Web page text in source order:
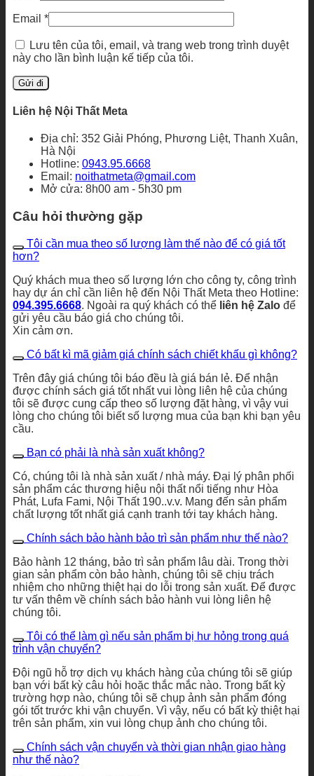
Email *
Lưu tên của tôi, email, và trang web trong trình duyệt
này cho lần bình luận kế tiếp của tôi.
Liên hệ Nội Thất Meta
Địa chỉ: 352 Giải Phóng, Phương Liệt, Thanh Xuân,
Hà Nội
Hotline: 0943.95.6668
Email: noithatmeta@gmail.com
Mở cửa: 8h00 am - 5h30 pm
Câu hỏi thường gặp
Tôi cần mua theo số lượng làm thế nào để có giá tốt
hơn?
Quý khách mua theo số lượng lớn cho công ty, công trình
hay dự án chỉ cần liên hệ đến Nội Thất Meta theo Hotline:
094.395.6668. Ngoài ra quý khách có thể liên hệ Zalo để
gửi yêu cầu báo giá cho chúng tôi.
Xin cảm ơn.
Có bất kì mã giảm giá chính sách chiết khấu gì không?
Trên đây giá chúng tôi báo đều là giá bán lẻ. Để nhận
được chính sách giá tốt nhất vui lòng liên hệ của chúng
tôi sẽ được cung cấp theo số lượng đặt hàng, vì vậy vui
lòng cho chúng tôi biết số lượng mua của bạn khi bạn yêu
cầu.
Bạn có phải là nhà sản xuất không?
Có, chúng tôi là nhà sản xuất / nhà máy. Đại lý phân phối
sản phẩm các thương hiệu nội thất nổi tiếng như Hòa
Phát, Lufa Fami, Nội Thất 190..v.v. Mang đến sản phẩm
chất lượng tốt nhất giá cạnh tranh tới tay khách hàng.
Chính sách bảo hành bảo trì sản phẩm như thế nào?
Bảo hành 12 tháng, bảo trì sản phẩm lâu dài. Trong thời
gian sản phẩm còn bảo hành, chúng tôi sẽ chịu trách
nhiệm cho những thiệt hại do lỗi trong sản xuất. Để được
tư vấn thêm về chính sách bảo hành vui lòng liên hệ
chúng tôi.
Tôi có thể làm gì nếu sản phẩm bị hư hỏng trong quá
trình vận chuyển?
Đội ngũ hỗ trợ dịch vụ khách hàng của chúng tôi sẽ giúp
bạn với bất kỳ câu hỏi hoặc thắc mắc nào. Trong bất kỳ
trường hợp nào, chúng tôi sẽ chụp ảnh sản phẩm đóng
gói tốt trước khi vận chuyển. Vì vậy, nếu có bất kỳ thiệt hại
trên sản phẩm, xin vui lòng chụp ảnh cho chúng tôi.
Chính sách vận chuyển và thời gian nhận giao hàng
như thế nào?